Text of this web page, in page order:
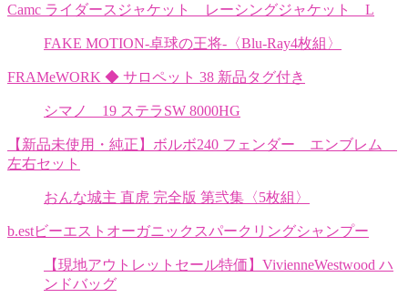
Camc ライダースジャケット レーシングジャケット L
FAKE MOTION-卓球の王将-〈Blu-Ray4枚組〉
FRAMeWORK ◆ サロペット 38 新品タグ付き
シマノ 19 ステラSW 8000HG
【新品未使用・純正】ボルボ240 フェンダー エンブレム
左右セット
おんな城主 直虎 完全版 第弐集〈5枚組〉
b.estビーエストオーガニックスパークリングシャンプー
【現地アウトレットセール特価】VivienneWestwood ハ
ンドバッグ